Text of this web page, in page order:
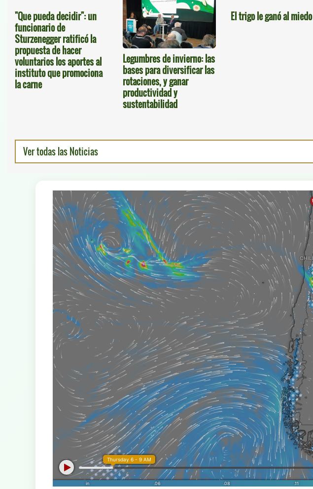
"Que pueda decidir": un
funcionario de
Sturzenegger ratificó la
propuesta de hacer
voluntarios los aportes al
instituto que promociona
la carne
Legumbres de invierno: las
bases para diversificar las
rotaciones, y ganar
productividad y
sustentabilidad
El trigo le ganó al miedo
Ver todas las Noticias